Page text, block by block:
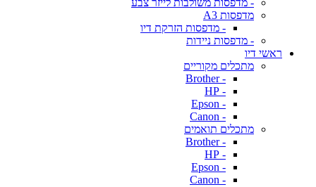
- מדפסות משולבות לייזר צבע
מדפסות A3
- מדפסות הזרקת דיו
- מדפסות ניידות
ראשי דיו
מתכלים מקוריים
- Brother
- HP
- Epson
- Canon
מתכלים תואמים
- Brother
- HP
- Epson
- Canon